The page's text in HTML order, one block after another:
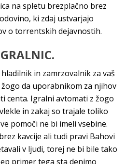
na spletu brezplačno brez
ki zdaj ustvarjajo
o torrentskih dejavnostih.
in zamrzovalnik za vaš
da uporabnikom za njihov
centa. Igralni avtomati z žogo
in zakaj so trajale toliko
pomoči ne bi imeli vsebine.
kavcije ali tudi pravi Bahovi
v ljudi, torej ne bi bile tako
primer tega sta denimo